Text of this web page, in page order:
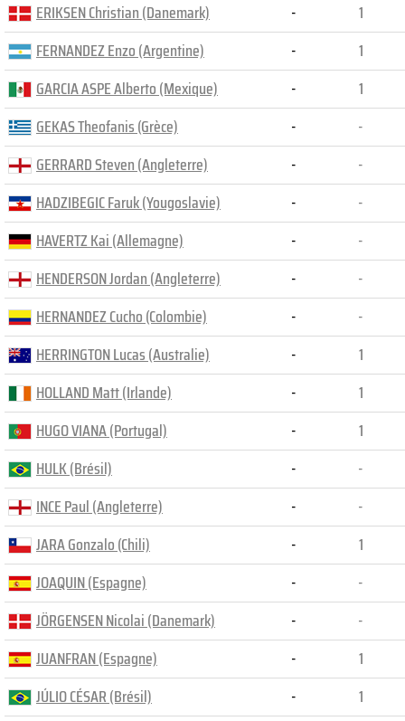
ERIKSEN Christian (Danemark)
FERNANDEZ Enzo (Argentine)
GARCIA ASPE Alberto (Mexique)
GEKAS Theofanis (Grèce)
GERRARD Steven (Angleterre)
HADZIBEGIC Faruk (Yougoslavie)
HAVERTZ Kai (Allemagne)
HENDERSON Jordan (Angleterre)
HERNANDEZ Cucho (Colombie)
HERRINGTON Lucas (Australie)
HOLLAND Matt (Irlande)
HUGO VIANA (Portugal)
HULK (Brésil)
INCE Paul (Angleterre)
JARA Gonzalo (Chili)
JOAQUIN (Espagne)
JÖRGENSEN Nicolai (Danemark)
JUANFRAN (Espagne)
JÚLIO CÉSAR (Brésil)
-
1
-
1
-
1
-
-
-
-
-
-
-
-
-
-
-
-
-
1
-
1
-
1
-
-
-
-
-
1
-
-
-
-
-
1
-
1